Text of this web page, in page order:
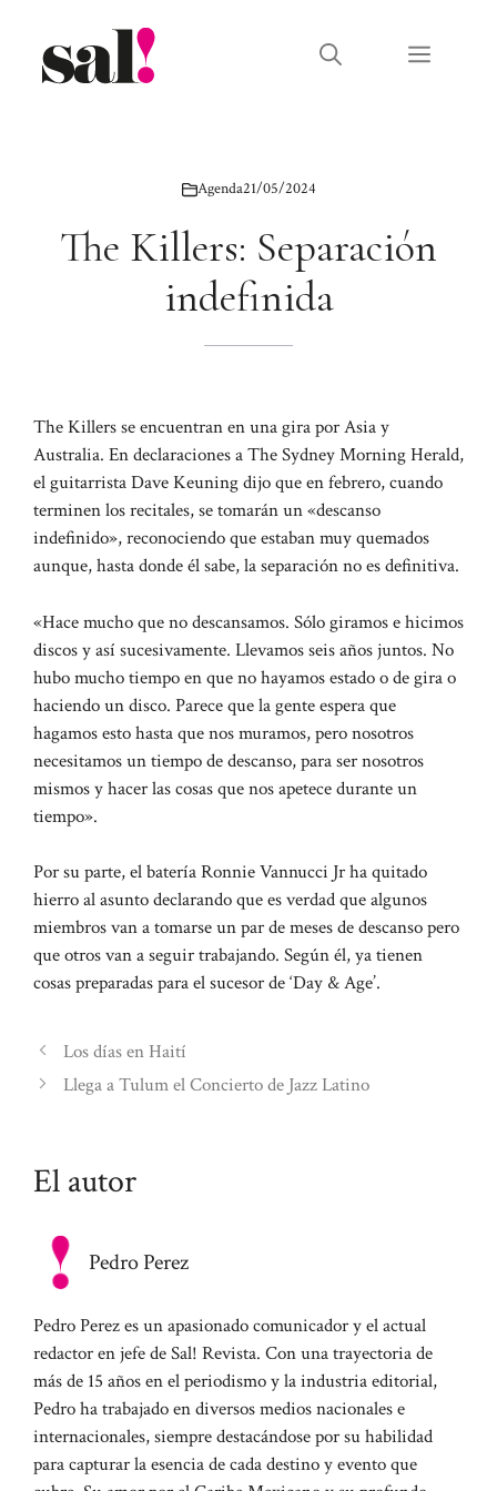
contenido
Menú
Agenda21/05/2024
The Killers: Separación
indefinida
The Killers se encuentran en una gira por Asia y
Australia. En declaraciones a The Sydney Morning Herald,
el guitarrista Dave Keuning dijo que en febrero, cuando
terminen los recitales, se tomarán un «descanso
indefinido», reconociendo que estaban muy quemados
aunque, hasta donde él sabe, la separación no es definitiva.
«Hace mucho que no descansamos. Sólo giramos e hicimos
discos y así sucesivamente. Llevamos seis años juntos. No
hubo mucho tiempo en que no hayamos estado o de gira o
haciendo un disco. Parece que la gente espera que
hagamos esto hasta que nos muramos, pero nosotros
necesitamos un tiempo de descanso, para ser nosotros
mismos y hacer las cosas que nos apetece durante un
tiempo».
Por su parte, el batería Ronnie Vannucci Jr ha quitado
hierro al asunto declarando que es verdad que algunos
miembros van a tomarse un par de meses de descanso pero
que otros van a seguir trabajando. Según él, ya tienen
cosas preparadas para el sucesor de ‘Day & Age’.
Los días en Haití
Llega a Tulum el Concierto de Jazz Latino
El autor
Pedro Perez
Pedro Perez es un apasionado comunicador y el actual
redactor en jefe de Sal! Revista. Con una trayectoria de
más de 15 años en el periodismo y la industria editorial,
Pedro ha trabajado en diversos medios nacionales e
internacionales, siempre destacándose por su habilidad
para capturar la esencia de cada destino y evento que